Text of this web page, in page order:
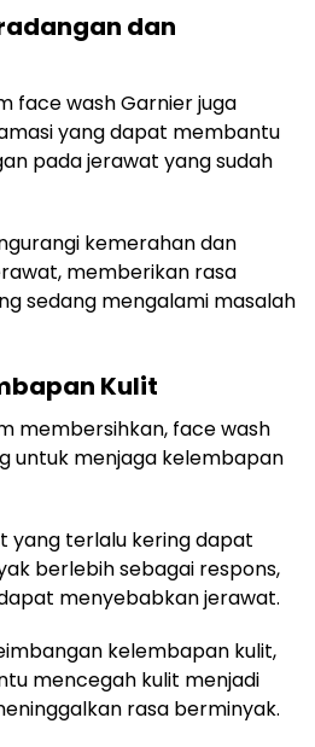
dan
face wash Garnier juga
yang dapat membantu
pada jerawat yang sudah
kemerahan dan
memberikan rasa
sedang mengalami masalah
Kulit
membersihkan, face wash
untuk menjaga kelembapan
yang terlalu kering dapat
berlebih sebagai respons,
menyebabkan jerawat.
kelembapan kulit,
mencegah kulit menjadi
rasa berminyak.